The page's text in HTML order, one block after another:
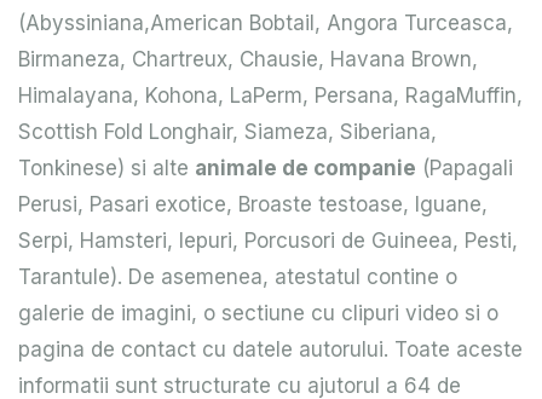
(Abyssiniana,American Bobtail, Angora Turceasca,
Birmaneza, Chartreux, Chausie, Havana Brown,
Himalayana, Kohona, LaPerm, Persana, RagaMuffin,
Scottish Fold Longhair, Siameza, Siberiana,
Tonkinese) si alte animale de companie (Papagali
Perusi, Pasari exotice, Broaste testoase, Iguane,
Serpi, Hamsteri, Iepuri, Porcusori de Guineea, Pesti,
Tarantule). De asemenea, atestatul contine o
galerie de imagini, o sectiune cu clipuri video si o
pagina de contact cu datele autorului. Toate aceste
informatii sunt structurate cu ajutorul a 64 de